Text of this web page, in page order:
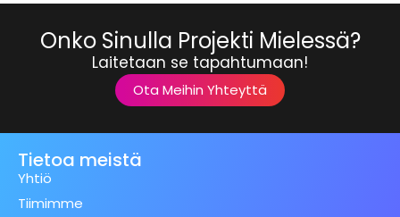
Onko Sinulla Projekti Mielessä?
Laitetaan se tapahtumaan!
Ota Meihin Yhteyttä
Tietoa meistä
Yhtiö
Tiimimme